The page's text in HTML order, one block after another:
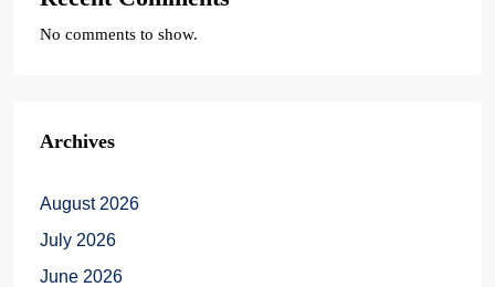
No comments to show.
Archives
August 2026
July 2026
June 2026